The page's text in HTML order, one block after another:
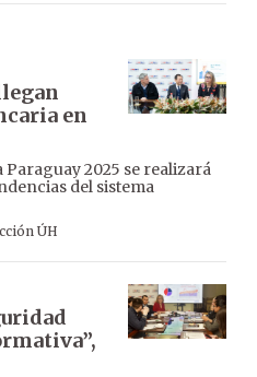
en
2025 se realizará
del sistema
ÚH